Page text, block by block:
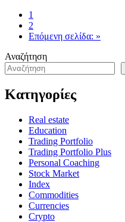
1
2
Επόμενη σελίδα: »
Αναζήτηση
Κατηγορίες
Real estate
Education
Trading Portfolio
Trading Portfolio Plus
Personal Coaching
Stock Market
Index
Commodities
Currencies
Crypto